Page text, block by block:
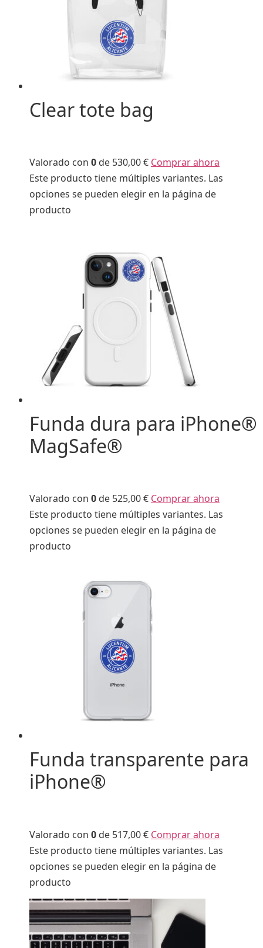
Clear tote bag
Valorado con 0 de 530,00 € Comprar ahora
Este producto tiene múltiples variantes. Las
opciones se pueden elegir en la página de
producto
Funda dura para iPhone®
MagSafe®
Valorado con 0 de 525,00 € Comprar ahora
Este producto tiene múltiples variantes. Las
opciones se pueden elegir en la página de
producto
Funda transparente para
iPhone®
Valorado con 0 de 517,00 € Comprar ahora
Este producto tiene múltiples variantes. Las
opciones se pueden elegir en la página de
producto